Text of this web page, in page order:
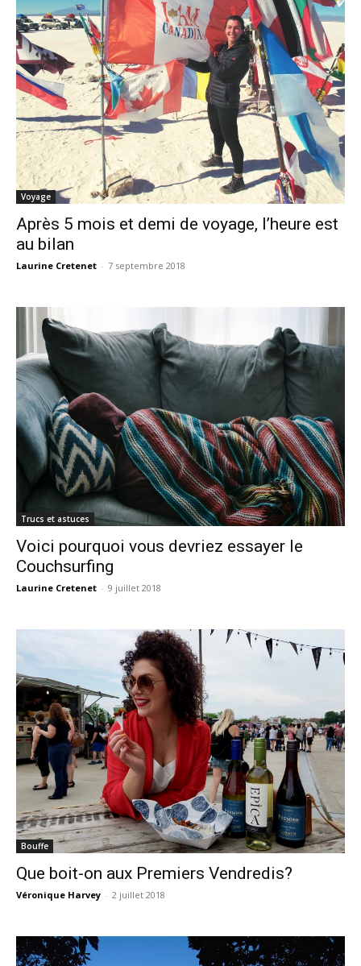
Voyage
Après 5 mois et demi de voyage, l’heure est
au bilan
Laurine Cretenet - 7 septembre 2018
Trucs et astuces
Voici pourquoi vous devriez essayer le
Couchsurfing
Laurine Cretenet - 9 juillet 2018
Bouffe
Que boit-on aux Premiers Vendredis?
Véronique Harvey - 2 juillet 2018